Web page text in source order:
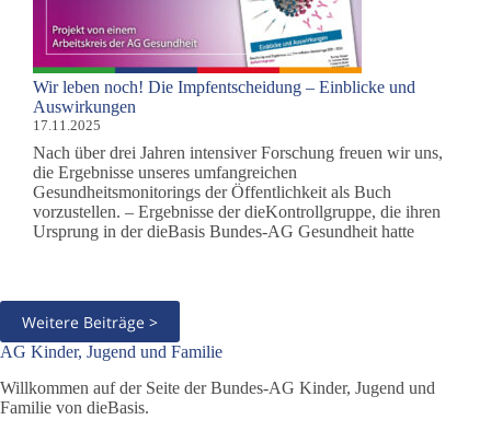
Wir leben noch! Die Impfentscheidung – Einblicke und
Auswirkungen
17.11.2025
Nach über drei Jahren intensiver Forschung freuen wir uns,
die Ergebnisse unseres umfangreichen
Gesundheitsmonitorings der Öffentlichkeit als Buch
vorzustellen. – Ergebnisse der dieKontrollgruppe, die ihren
Ursprung in der dieBasis Bundes-AG Gesundheit hatte
Weitere Beiträge >
AG Kinder, Jugend und Familie
Willkommen auf der Seite der Bundes-AG Kinder, Jugend und
Familie von dieBasis.